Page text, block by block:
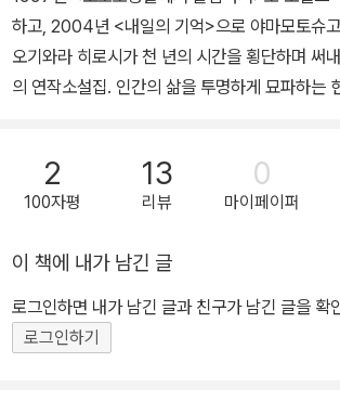
무엇을 위해서 죽는가.
산길을 달려 내려오는 놈들의 아득한 위, 해가
나무가 바람에 흔들리고 있었다. 그 모습이 어쩐
가 없었다’ ‘최고의 엔터테인먼트 힐링 소설’이
없는 입소문에 일본 최대의 서평 사이트 독서
년 올해의 책 목록에 선정되었다. 같은 해, 문학의
는 유효기간이 없음을 증명했다.
『당신을 위한 소설』, 가지야마 도시유키의 『고
이야기』, 도바시 아키히로의 『굴하지 말고 달려
『오늘은 뭘 만들까 과자점』, 『마음을 조종하는
『연가』, 미나미 교코의 『사일런트 브레스』, 기
저편』, 하라다 마하의 『총리의 남편』, 안도 유스
딧』, 고이케 마리코의 『이형의 것들』, 오타니 아
있다.
하고, 2004년 <내일의 기억>으로 야마모토슈
오기와라 히로시가 천 년의 시간을 횡단하며 써
의 연작소설집. 인간의 삶을 투명하게 묘파하는
히로시는 이 작품을 통해 국내에 소개되었던 그
히 다른 순수문학적 소설세계를 펼쳐 보이고 있
바루>에 연재된 이 작품은 현지 언론으로부터 “
들의 이야기 수령 천 년의 거대한 녹나무 아래서 펼쳐지는 삶과 죽음
의 드라마 “천 년을 산 나무의 이야기 그것은, 끝없이 반복되는 인간
들의 이야기” 일본이 주목하는 작가 오기와라 히로시가 데뷔 십 주년
을 맞아 삼 년간 집필한 연작소설집으로 일본 문
2
100자평
13
리뷰
0
마이페이퍼
이 책에 내가 남긴 글
로그인하면 내가 남긴 글과 친구가 남긴 글을 확
로그인하기